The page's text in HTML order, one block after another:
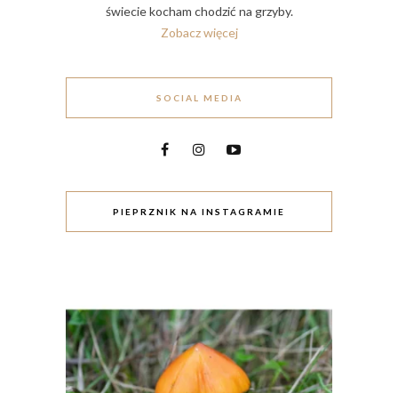
świecie kocham chodzić na grzyby.
Zobacz więcej
SOCIAL MEDIA
PIEPRZNIK NA INSTAGRAMIE